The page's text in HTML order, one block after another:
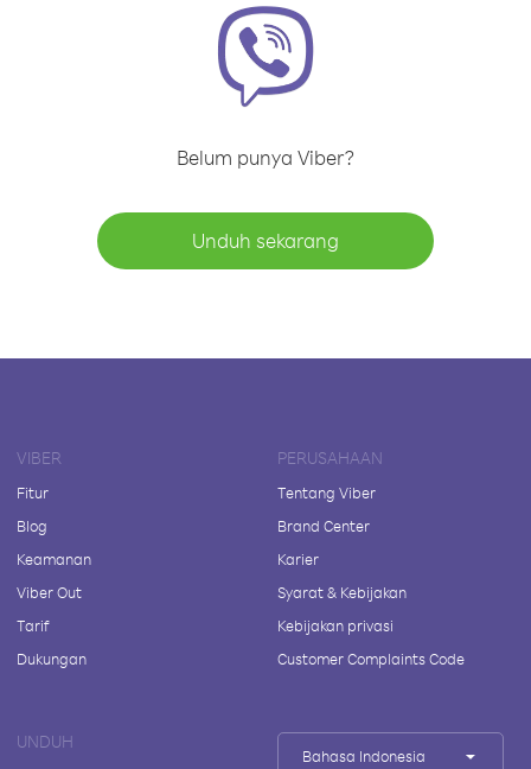
Belum punya Viber?
Unduh sekarang
VIBER
Fitur
Blog
Keamanan
Viber Out
Tarif
Dukungan
PERUSAHAAN
Tentang Viber
Brand Center
Karier
Syarat & Kebijakan
Kebijakan privasi
Customer Complaints Code
UNDUH
Bahasa Indonesia